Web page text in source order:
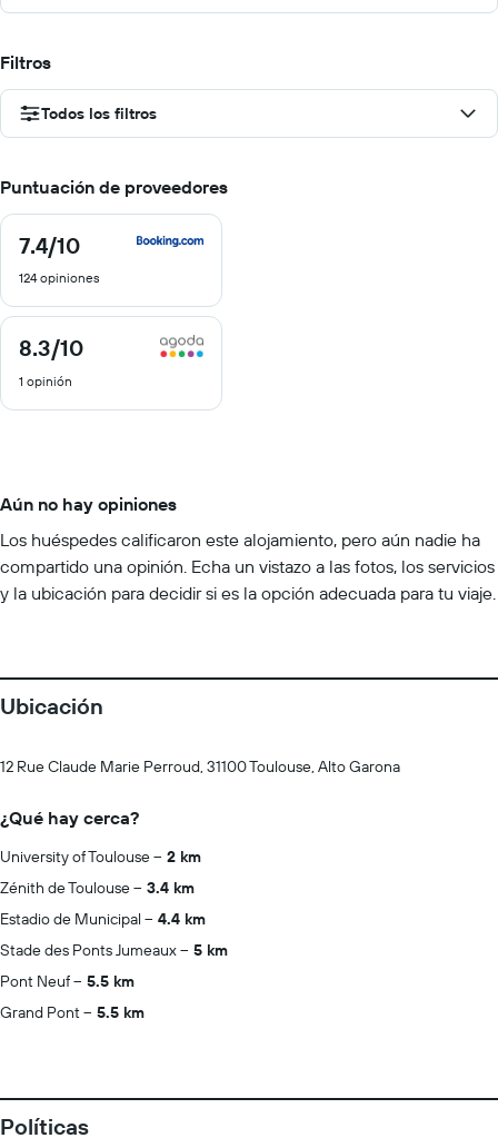
Filtros
Todos los filtros
Puntuación de proveedores
7.4/10
7.4
10
124 opiniones
8.3/10
8.3
10
1 opinión
Aún no hay opiniones
Los huéspedes calificaron este alojamiento, pero aún nadie ha
compartido una opinión. Echa un vistazo a las fotos, los servicios
y la ubicación para decidir si es la opción adecuada para tu viaje.
Ubicación
12 Rue Claude Marie Perroud, 31100 Toulouse, Alto Garona
¿Qué hay cerca?
University of Toulouse
2 km
Zénith de Toulouse
3.4 km
Estadio de Municipal
4.4 km
Stade des Ponts Jumeaux
5 km
Pont Neuf
5.5 km
Grand Pont
5.5 km
Políticas